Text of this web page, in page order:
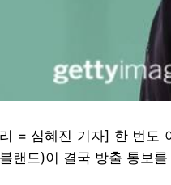
= 심혜진 기자] 한 번도
랜드)이 결국 방출 통보